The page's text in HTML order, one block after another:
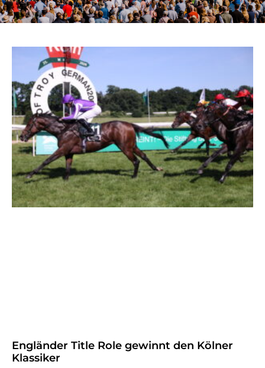
Engländer Title Role gewinnt den Kölner
Klassiker